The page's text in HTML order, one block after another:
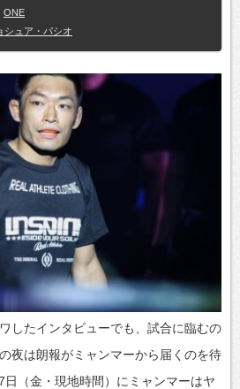
ONE
シュア・パシオ
したインタビューでも、試合に臨むの
夜は朗報がミャンマーから届くのを待
（金・現地時間）にミャンマーはヤ